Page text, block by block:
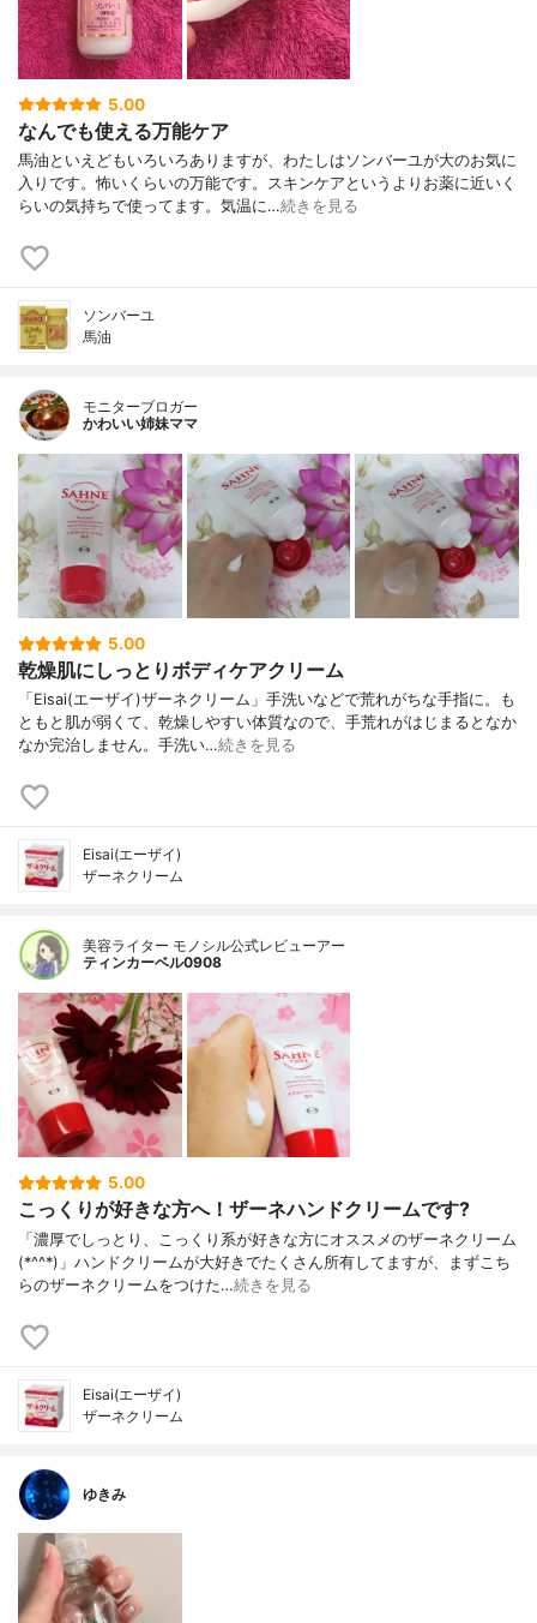
5.00
なんでも使える万能ケア
馬油といえどもいろいろありますが、わたしはソンバーユが大のお気に
入りです。怖いくらいの万能です。スキンケアというよりお薬に近いく
らいの気持ちで使ってます。気温に…続きを見る
ソンバーユ
馬油
モニターブロガー
かわいい姉妹ママ
5.00
乾燥肌にしっとりボディケアクリーム
「Eisai(エーザイ)ザーネクリーム」手洗いなどで荒れがちな手指に。も
ともと肌が弱くて、乾燥しやすい体質なので、手荒れがはじまるとなか
なか完治しません。手洗い…続きを見る
Eisai(エーザイ)
ザーネクリーム
美容ライター モノシル公式レビューアー
ティンカーベル0908
5.00
こっくりが好きな方へ！ザーネハンドクリームです?
「濃厚でしっとり、こっくり系が好きな方にオススメのザーネクリーム
(*^^*)」ハンドクリームが大好きでたくさん所有してますが、まずこち
らのザーネクリームをつけた…続きを見る
Eisai(エーザイ)
ザーネクリーム
ゆきみ